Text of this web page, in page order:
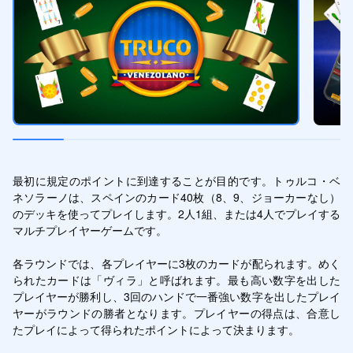
最初に規定のポイントに到達することが目的です。トゥルコ・ベ
ネソラーノは、スペインのカード40枚（8、9、ジョーカーなし）
のデッキを使ってプレイします。2人1組、または4人でプレイする
マルチプレイヤーゲームです。
各ラウンドでは、各プレイヤーに3枚のカードが配られます。めく
られたカードは「ヴィラ」と呼ばれます。最も高い数字を出した
プレイヤーが勝利し、3回のハンドで一番強い数字を出したプレイ
ヤーがラウンドの勝者となります。プレイヤーの得点は、合意し
たプレイによって得られたポイントによって決まります。